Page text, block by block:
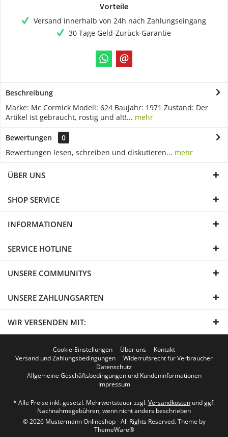
Vorteile
Versand innerhalb von 24h nach Zahlungseingang
30 Tage Geld-Zurück-Garantie
Beschreibung
Marke: Mc Cormick Modell: 624 Baujahr: 1971 Zustand: Der
Artikel ist gebraucht, rostig und alt!... mehr
Bewertungen
0
Bewertungen lesen, schreiben und diskutieren... mehr
ÜBER UNS
SHOP SERVICE
INFORMATIONEN
SERVICE HOTLINE
UNSERE COMMUNITYS
UNSERE ZAHLUNGSARTEN
WIR VERSENDEN MIT:
Cookie-Einstellungen Über uns
Kontakt
Versand und Zahlungsbedingungen
Widerrufsrecht für Verbraucher
Datenschutz
Allgemeine Geschäftsbedingungen und Kundeninformationen
Impressum
* Alle Preise inkl. gesetzl. Mehrwertsteuer zzgl.Versandkosten und ggf.
Nachnahmegebühren, wenn nicht anders beschrieben
© 2026 Mustermann Onlineshop - All Rights Reserved. Theme by
ThemeWare®